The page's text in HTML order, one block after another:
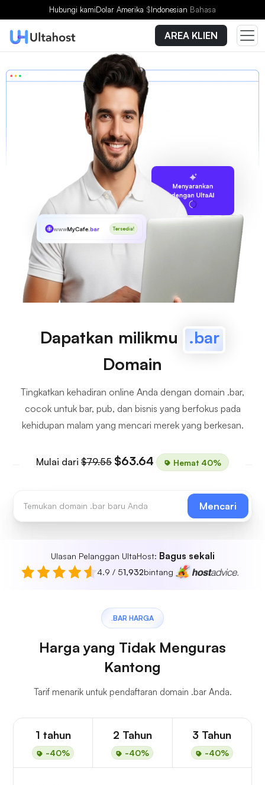
Hubungi kamiDolar Amerika $Indonesian Bahasa
AREA KLIEN
Menyarankan
dengan UltaAI
wwwMyCafe.bar Tersedia!
Dapatkan milikmu
.bar
Domain
Tingkatkan kehadiran online Anda dengan domain .bar,
cocok untuk bar, pub, dan bisnis yang berfokus pada
kehidupan malam yang mencari merek yang berkesan.
Mulai dari $79.55 $63.64 Hemat 40%
Mencari
Ulasan Pelanggan UltaHost: Bagus sekali
4.9 / 51,932bintang
.BAR HARGA
Harga yang Tidak Menguras
Kantong
Tarif menarik untuk pendaftaran domain .bar Anda.
1 tahun
-40%
2 Tahun
-40%
3 Tahun
-40%